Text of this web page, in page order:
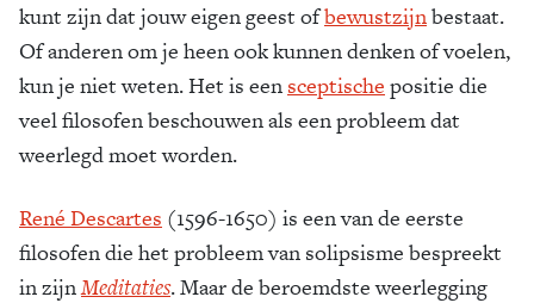
Zoek
kunt zijn dat jouw eigen geest ofbewustzijnbestaat.
Of anderen om je heen ook kunnen denken of voelen,
kun je niet weten. Het is een sceptische positie die
veel filosofen beschouwen als een probleem dat
weerlegd moet worden.
René Descartes (1596-1650) is een van de eerste
filosofen die het probleem van solipsisme bespreekt
in zijnMeditaties. Maar de beroemdste weerlegging